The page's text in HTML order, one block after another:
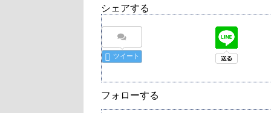
シェアする
ツイート
フォローする